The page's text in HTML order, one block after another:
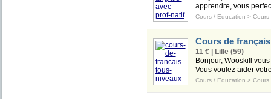
apprendre, vous
Cours / Education > Cours
Cours de
11 € | Lille (59)
Bonjour, Wooskill
Vous voulez aider
Cours / Education > Cours